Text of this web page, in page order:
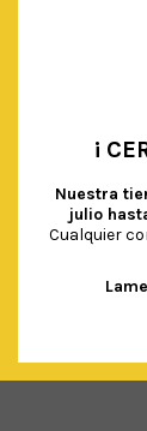
¡
Nuestra
julio
Cualquier